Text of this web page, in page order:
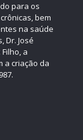
para os
bem
na saúde
Dr. José
a
a criação da